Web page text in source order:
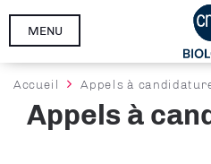
Aller
principal
MENU
Fil
d'Ariane
Accueil Appels à
Appels à